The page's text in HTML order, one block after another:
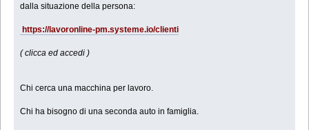
dalla situazione della persona:
https://lavoronline-pm.systeme.io/clienti
( clicca ed accedi )
Chi cerca una macchina per lavoro.
Chi ha bisogno di una seconda auto in famiglia.